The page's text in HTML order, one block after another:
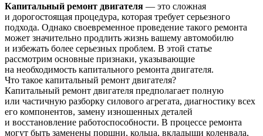
Капитальный ремонт двигателя — это сложная
и дорогостоящая процедура, которая требует серьезного
подхода. Однако своевременное проведение такого ремонта
может значительно продлить жизнь вашему автомобилю
и избежать более серьезных проблем. В этой статье
рассмотрим основные признаки, указывающие
на необходимость капитального ремонта двигателя.
Что такое капитальный ремонт двигателя?
Капитальный ремонт двигателя предполагает полную
или частичную разборку силового агрегата, диагностику всех
его компонентов, замену изношенных деталей
и восстановление работоспособности. В процессе ремонта
могут быть заменены поршни, кольца, вкладыши коленвала,